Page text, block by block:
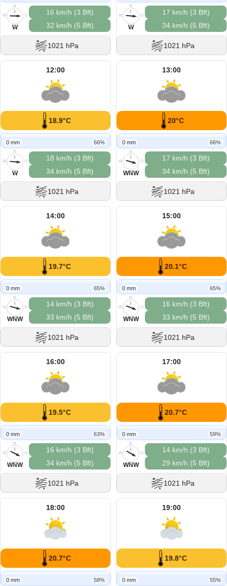
N
O
S
W
W
16 km/h (3 Bft)
32 km/h (5 Bft)
1021 hPa
N
O
S
W
W
17 km/h (3 Bft)
34 km/h (5 Bft)
1021 hPa
12:00
18.9°C
0 mm 66%
N
O
S
W
W
18 km/h (3 Bft)
34 km/h (5 Bft)
1021 hPa
13:00
20°C
0 mm 66%
N
O
S
W
WNW
17 km/h (3 Bft)
34 km/h (5 Bft)
1021 hPa
14:00
19.7°C
0 mm 65%
N
O
S
W
WNW
14 km/h (3 Bft)
33 km/h (5 Bft)
1021 hPa
15:00
20.1°C
0 mm 65%
N
O
S
W
WNW
16 km/h (3 Bft)
33 km/h (5 Bft)
1021 hPa
16:00
19.5°C
0 mm 63%
N
O
S
W
WNW
16 km/h (3 Bft)
34 km/h (5 Bft)
1021 hPa
17:00
20.7°C
0 mm 59%
N
O
S
W
WNW
14 km/h (3 Bft)
29 km/h (5 Bft)
1021 hPa
18:00
20.7°C
0 mm 58%
19:00
19.8°C
0 mm 55%